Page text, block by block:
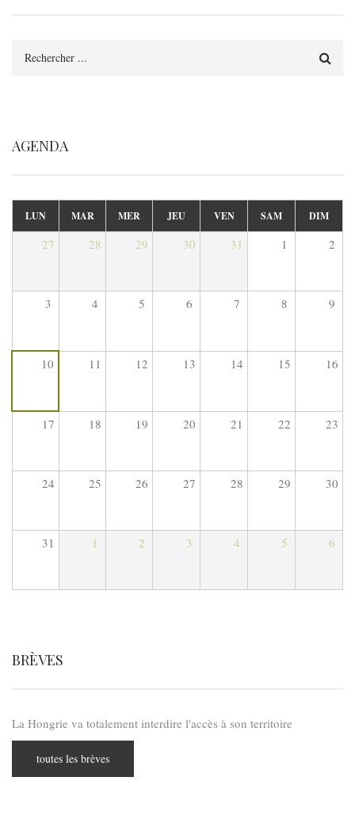
AGENDA
LUN MAR MER JEU VEN SAM DIM
27 28 29 30 31 1 2
3 4 5 6 7 8 9
10 11 12 13 14 15 16
17 18 19 20 21 22 23
24 25 26 27 28 29 30
31 1 2 3 4 5 6
BRÈVES
La Hongrie va totalement interdire l'accès à son territoire
toutes les brèves